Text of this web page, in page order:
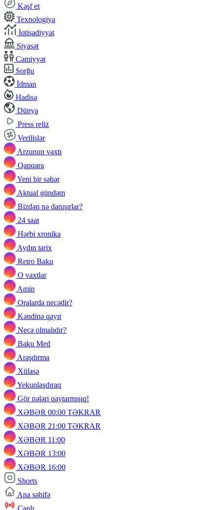
Kəşf et
Texnologiya
İqtisadiyyat
Siyasət
Cəmiyyət
Sorğu
İdman
Hadisə
Dünya
Press reliz
Verilişlər
Arzunun vaxtı
Qapqara
Yeni bir səhər
Aktual gündəm
Bizdən nə danışırlar?
24 saat
Hərbi xronika
Aydın tarix
Retro Baku
O vaxtlar
Amin
Oralarda necədir?
Kəndinə qayıt
Necə olmalıdır?
Baku Med
Araşdırma
Xülasə
Yekunlaşdıraq
Gör nələri qaytarmışıq!
XƏBƏR 00:00 TƏKRAR
XƏBƏR 21:00 TƏKRAR
XƏBƏR 11:00
XƏBƏR 13:00
XƏBƏR 16:00
Shorts
Ana səhifə
Canlı